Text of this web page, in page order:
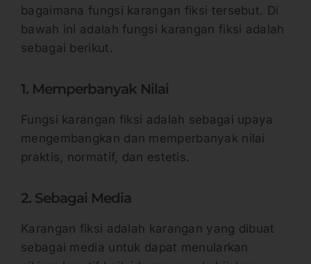
bagaimana fungsi karangan fiksi tersebut. Di
bawah ini adalah fungsi karangan fiksi adalah
sebagai berikut.
1. Memperbanyak Nilai
Fungsi karangan fiksi adalah sebagai upaya
mengembangkan dan memperbanyak nilai
praktis, normatif, dan estetis.
2. Sebagai Media
Karangan fiksi adalah karangan yang dibuat
sebagai media untuk dapat menularkan